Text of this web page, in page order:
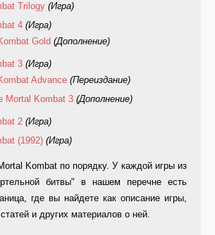
Trilogy (Игра)
4 (Игра)
Gold (Дополнение)
3 (Игра)
Advance (Переиздание)
Mortal Kombat 3 (Дополнение)
2 (Игра)
(1992) (Игра)
Kombat по порядку. У каждой игры из
битвы" в нашем перечне есть
где вы найдете как описание игры,
и других материалов о ней.